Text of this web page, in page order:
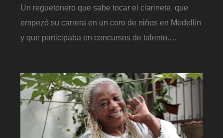
Un reguetonero que sabe tocar el clarinete, que
empezó su carrera en un coro de niños en Medellín
y que participaba en concursos de talento.…